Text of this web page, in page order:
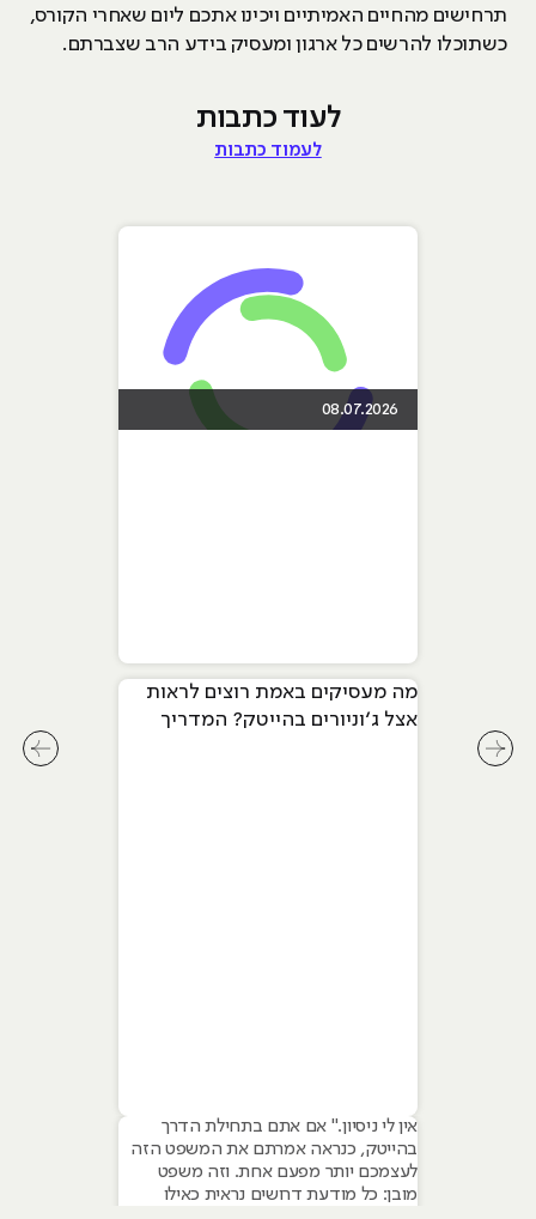
תרחישים מהחיים האמיתיים ויכינו אתכם ליום שאחרי הקורס,
כשתוכלו להרשים כל ארגון ומעסיק בידע הרב שצברתם.
לעוד כתבות
לעמוד כתבות
08.07.2026
מה מעסיקים באמת רוצים לראות
אצל ג׳וניורים בהייטק? המדריך
אין לי ניסיון." אם אתם בתחילת הדרך
בהייטק, כנראה אמרתם את המשפט הזה
לעצמכם יותר מפעם אחת. וזה משפט
מובן: כל מודעת דרושים נראית כאילו
לחץ לחץ לשיקופית קודמת בסליידר מאמרים